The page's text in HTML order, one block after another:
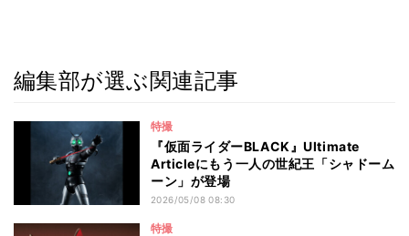
編集部が選ぶ関連記事
特撮
『仮面ライダーBLACK』Ultimate
Articleにもう一人の世紀王「シャドーム
ーン」が登場
2026/05/08 08:30
特撮